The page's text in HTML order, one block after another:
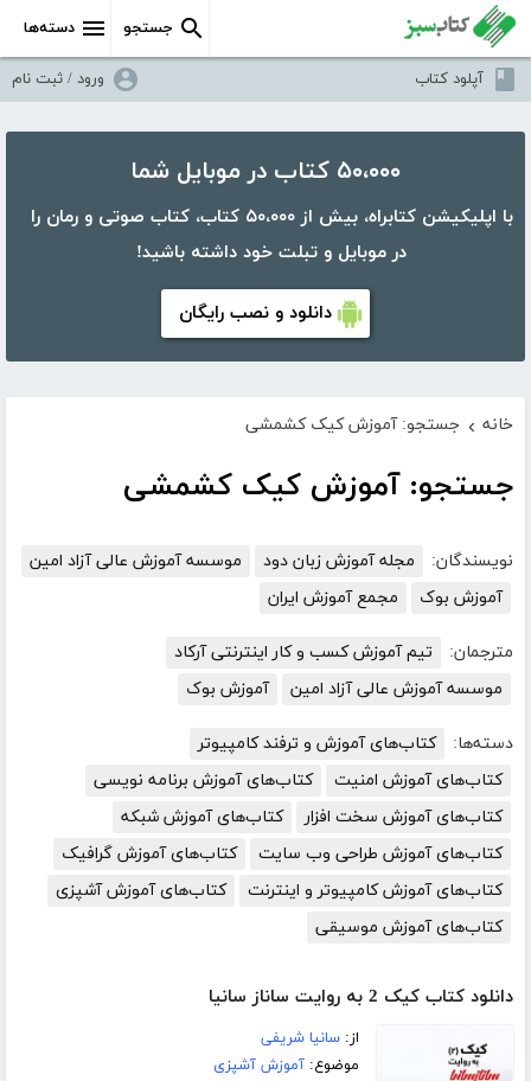
دسته‌ها جستجو
آپلود کتاب ورود / ثبت نام
۵۰،۰۰۰ کتاب در موبایل شما
با اپلیکیشن کتابراه، بیش از ۵۰،۰۰۰ کتاب، کتاب صوتی و رمان را
در موبایل و تبلت خود داشته باشید!
دانلود و نصب رایگان
خانه › جستجو: آموزش کیک کشمشی
جستجو: آموزش کیک کشمشی
نویسندگان: مجله آموزش زبان دود
موسسه آموزش عالی آزاد امین
آموزش بوک
مجمع آموزش ایران
مترجمان:
تیم آموزش کسب و کار اینترنتی آرکاد
موسسه آموزش عالی آزاد امین
آموزش بوک
دسته‌ها:
کتاب‌های آموزش و ترفند کامپیوتر
کتاب‌های آموزش امنیت
کتاب‌های آموزش برنامه نویسی
کتاب‌های آموزش سخت افزار
کتاب‌های آموزش شبکه
کتاب‌های آموزش طراحی وب سایت
کتاب‌های آموزش گرافیک
کتاب‌های آموزش کامپیوتر و اینترنت
کتاب‌های آموزش آشپزی
کتاب‌های آموزش موسیقی
دانلود کتاب کیک 2 به روایت ساناز سانیا
از:سانیا شریفی
موضوع:آموزش آشپزی